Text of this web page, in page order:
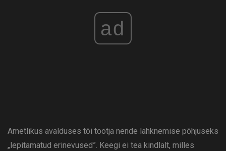
ad
Ametlikus avalduses tõi tootja nende lahknemise põhjuseks
„lepitamatud erinevused”. Keegi ei tea kindlalt, milles